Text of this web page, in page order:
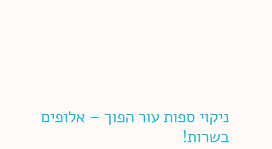
ניקוי ספות עור הפוך – אלופים
בשרות!